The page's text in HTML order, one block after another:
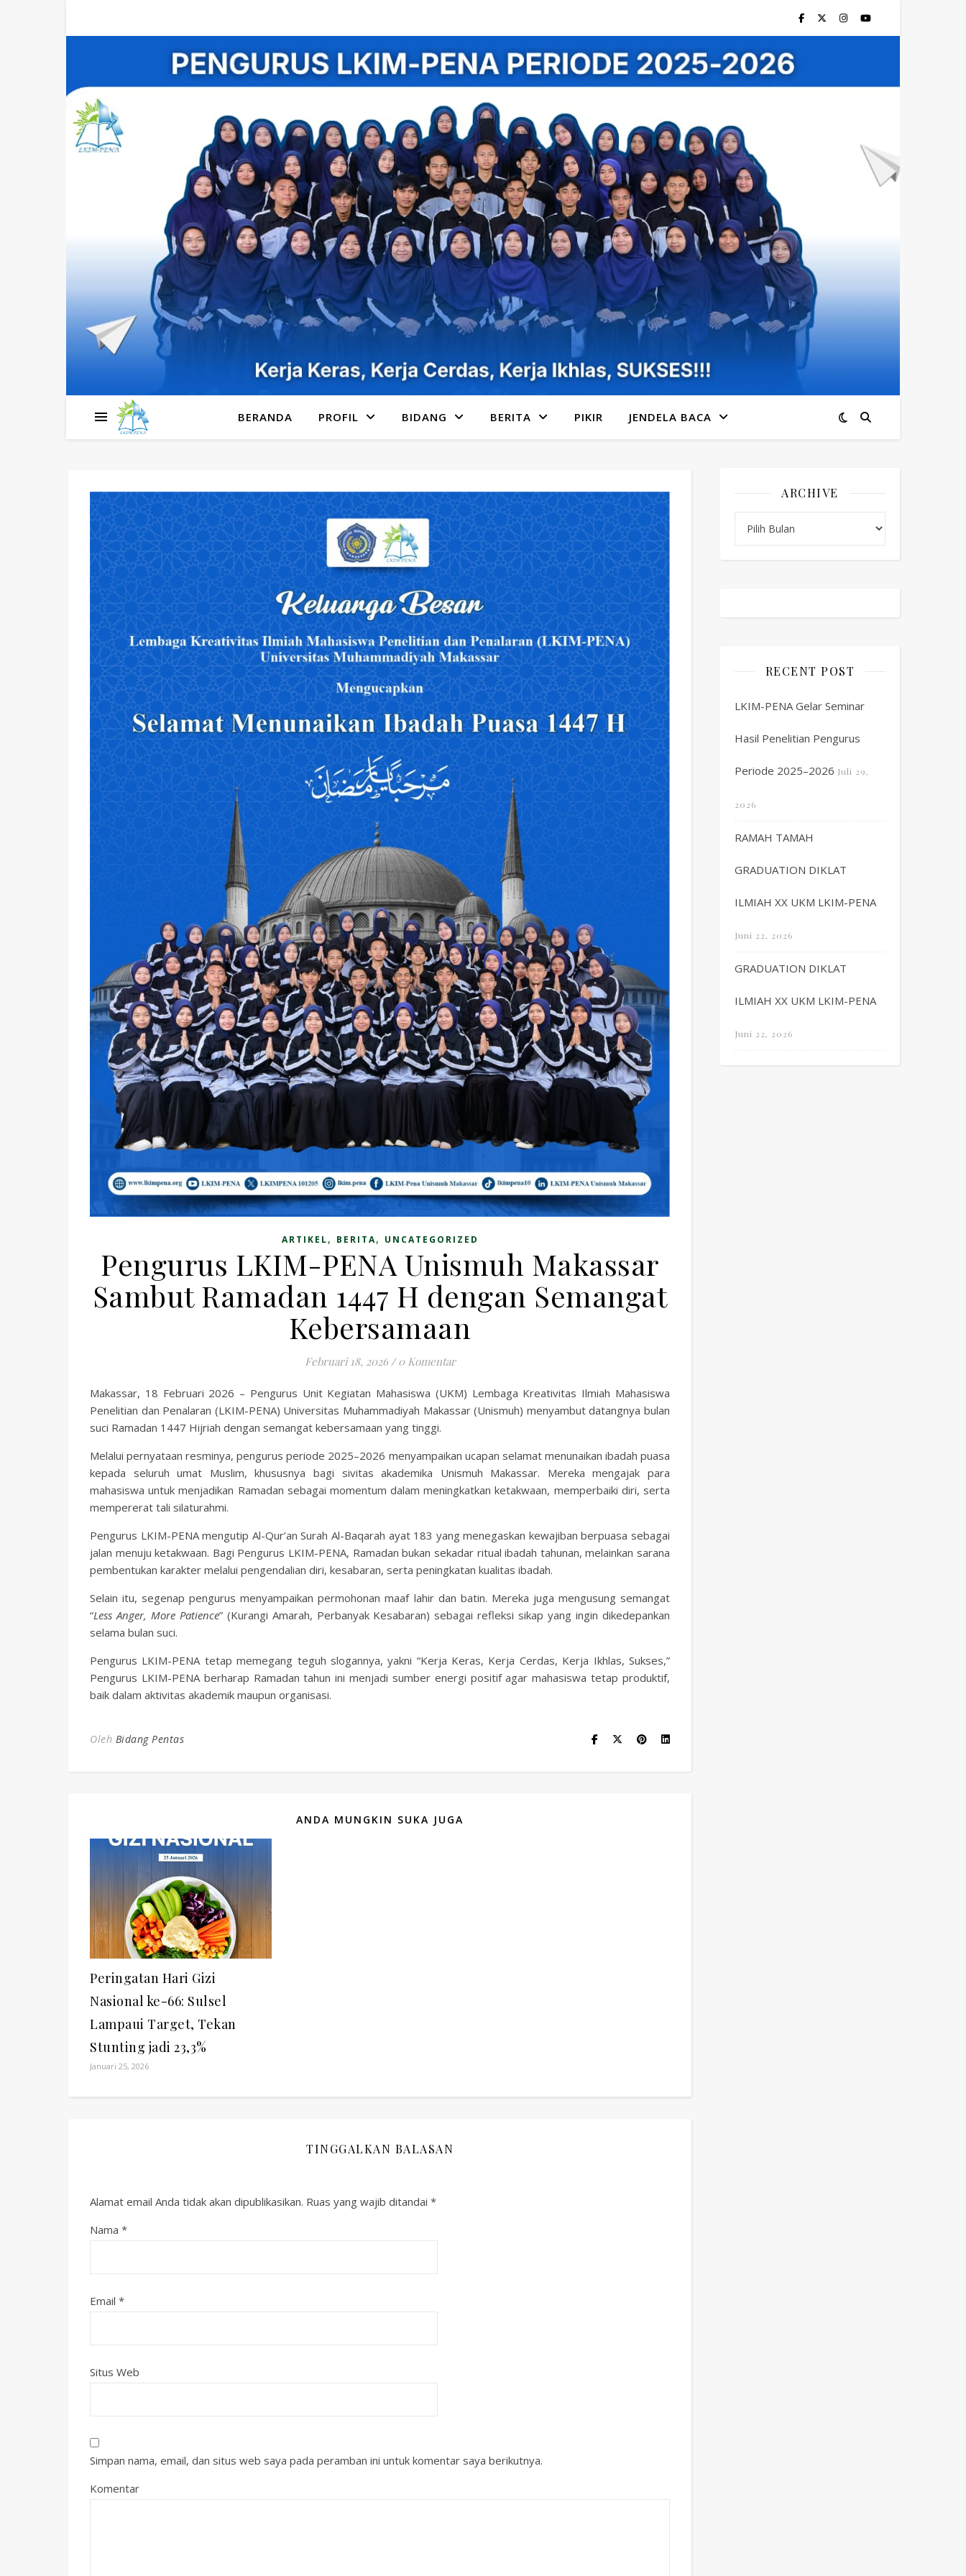
BERANDA PROFIL BIDANG BERITA PIKIR JENDELA BACA
ARTIKEL, BERITA, UNCATEGORIZED
Pengurus LKIM-PENA Unismuh Makassar
Sambut Ramadan 1447 H dengan Semangat
Kebersamaan
Februari 18, 2026 / 0 Komentar
Makassar, 18 Februari 2026 – Pengurus Unit Kegiatan Mahasiswa (UKM) Lembaga Kreativitas Ilmiah Mahasiswa
Penelitian dan Penalaran (LKIM-PENA) Universitas Muhammadiyah Makassar (Unismuh) menyambut datangnya bulan
suci Ramadan 1447 Hijriah dengan semangat kebersamaan yang tinggi.
Melalui pernyataan resminya, pengurus periode 2025–2026 menyampaikan ucapan selamat menunaikan ibadah puasa
kepada seluruh umat Muslim, khususnya bagi sivitas akademika Unismuh Makassar. Mereka mengajak para
mahasiswa untuk menjadikan Ramadan sebagai momentum dalam meningkatkan ketakwaan, memperbaiki diri, serta
mempererat tali silaturahmi.
Pengurus LKIM-PENA mengutip Al-Qur’an Surah Al-Baqarah ayat 183 yang menegaskan kewajiban berpuasa sebagai
jalan menuju ketakwaan. Bagi Pengurus LKIM-PENA, Ramadan bukan sekadar ritual ibadah tahunan, melainkan sarana
pembentukan karakter melalui pengendalian diri, kesabaran, serta peningkatan kualitas ibadah.
Selain itu, segenap pengurus menyampaikan permohonan maaf lahir dan batin. Mereka juga mengusung semangat
“Less Anger, More Patience” (Kurangi Amarah, Perbanyak Kesabaran) sebagai refleksi sikap yang ingin dikedepankan
selama bulan suci.
Pengurus LKIM-PENA tetap memegang teguh slogannya, yakni “Kerja Keras, Kerja Cerdas, Kerja Ikhlas, Sukses,”
Pengurus LKIM-PENA berharap Ramadan tahun ini menjadi sumber energi positif agar mahasiswa tetap produktif,
baik dalam aktivitas akademik maupun organisasi.
Oleh Bidang Pentas
ANDA MUNGKIN SUKA JUGA
Peringatan Hari Gizi
Nasional ke-66: Sulsel
Lampaui Target, Tekan
Stunting jadi 23,3%
Januari 25, 2026
TINGGALKAN BALASAN
Alamat email Anda tidak akan dipublikasikan. Ruas yang wajib ditandai *
Nama *
Email *
Situs Web
Simpan nama, email, dan situs web saya pada peramban ini untuk komentar saya berikutnya.
Komentar
ARCHIVE
RECENT POST
LKIM-PENA Gelar Seminar
Hasil Penelitian Pengurus
Periode 2025–2026 Juli 29,
2026
RAMAH TAMAH
GRADUATION DIKLAT
ILMIAH XX UKM LKIM-PENA
Juni 22, 2026
GRADUATION DIKLAT
ILMIAH XX UKM LKIM-PENA
Juni 22, 2026